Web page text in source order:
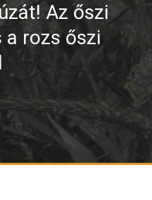
Az őszi
a rozs őszi